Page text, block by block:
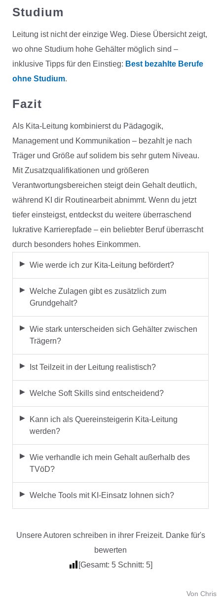
Studium
Leitung ist nicht der einzige Weg. Diese Übersicht zeigt,
wo ohne Studium hohe Gehälter möglich sind –
inklusive Tipps für den Einstieg: Best bezahlte Berufe
ohne Studium.
Fazit
Als Kita-Leitung kombinierst du Pädagogik,
Management und Kommunikation – bezahlt je nach
Träger und Größe auf solidem bis sehr gutem Niveau.
Mit Zusatzqualifikationen und größeren
Verantwortungsbereichen steigt dein Gehalt deutlich,
während KI dir Routinearbeit abnimmt. Wenn du jetzt
tiefer einsteigst, entdeckst du weitere überraschend
lukrative Karrierepfade – ein beliebter Beruf überrascht
durch besonders hohes Einkommen.
Wie werde ich zur Kita-Leitung befördert?
Welche Zulagen gibt es zusätzlich zum
Grundgehalt?
Wie stark unterscheiden sich Gehälter zwischen
Trägern?
Ist Teilzeit in der Leitung realistisch?
Welche Soft Skills sind entscheidend?
Kann ich als Quereinsteigerin Kita-Leitung
werden?
Wie verhandle ich mein Gehalt außerhalb des
TVöD?
Welche Tools mit KI-Einsatz lohnen sich?
Unsere Autoren schreiben in ihrer Freizeit. Danke für's
bewerten
[Gesamt: 5 Schnitt: 5]
Von Chris